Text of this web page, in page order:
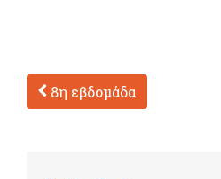
8η εβδομάδα